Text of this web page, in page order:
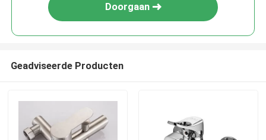
Doorgaan
Geadviseerde Producten